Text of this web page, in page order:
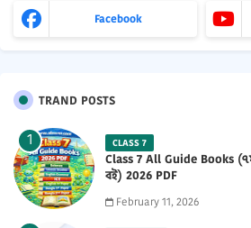
Facebook
TRAND POSTS
CLASS 7
Class 7 All Guide Books
বই) 2026 PDF
February 11, 2026